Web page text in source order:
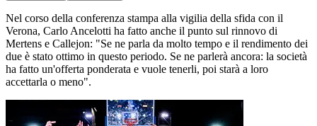
Nel corso della conferenza stampa alla vigilia della sfida con il
Verona, Carlo Ancelotti ha fatto anche il punto sul rinnovo di
Mertens e Callejon: "Se ne parla da molto tempo e il rendimento dei
due è stato ottimo in questo periodo. Se ne parlerà ancora: la società
ha fatto un'offerta ponderata e vuole tenerli, poi starà a loro
accettarla o meno".